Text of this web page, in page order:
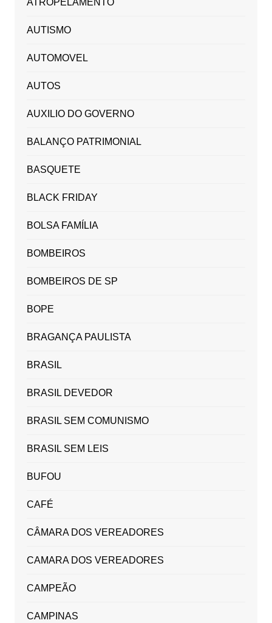
ATROPELAMENTO
AUTISMO
AUTOMOVEL
AUTOS
AUXILIO DO GOVERNO
BALANÇO PATRIMONIAL
BASQUETE
BLACK FRIDAY
BOLSA FAMÍLIA
BOMBEIROS
BOMBEIROS DE SP
BOPE
BRAGANÇA PAULISTA
BRASIL
BRASIL DEVEDOR
BRASIL SEM COMUNISMO
BRASIL SEM LEIS
BUFOU
CAFÉ
CÂMARA DOS VEREADORES
CAMARA DOS VEREADORES
CAMPEÃO
CAMPINAS